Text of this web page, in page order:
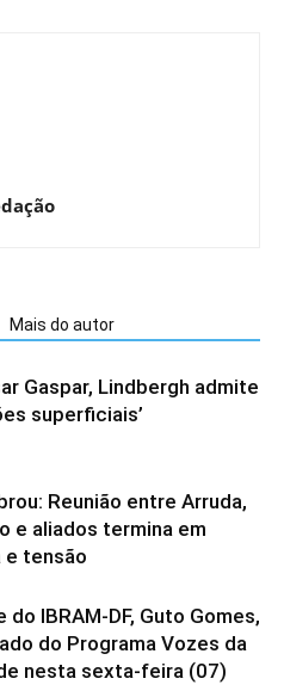
Mais do autor
Gaspar, Lindbergh admite
superficiais’
Reunião entre Arruda,
e aliados termina em
tensão
do IBRAM-DF, Guto Gomes,
do Programa Vozes da
nesta sexta-feira (07)